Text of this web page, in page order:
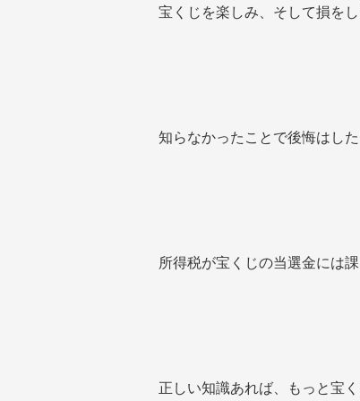
宝くじを楽しみ、そして損を
知らなかったことで後悔はした
所得税が宝くじの当選金には
正しい知識あれば、もっと宝